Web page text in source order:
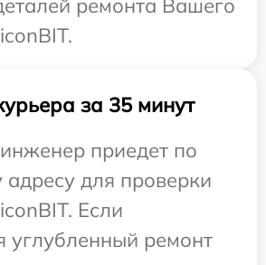
за 35 минут
приедет по
для проверки
Если
углубленный ремонт